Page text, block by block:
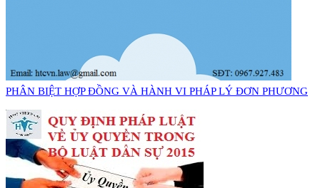
PHÂN BIỆT HỢP ĐỒNG VÀ HÀNH VI PHÁP LÝ ĐƠN PHƯƠNG